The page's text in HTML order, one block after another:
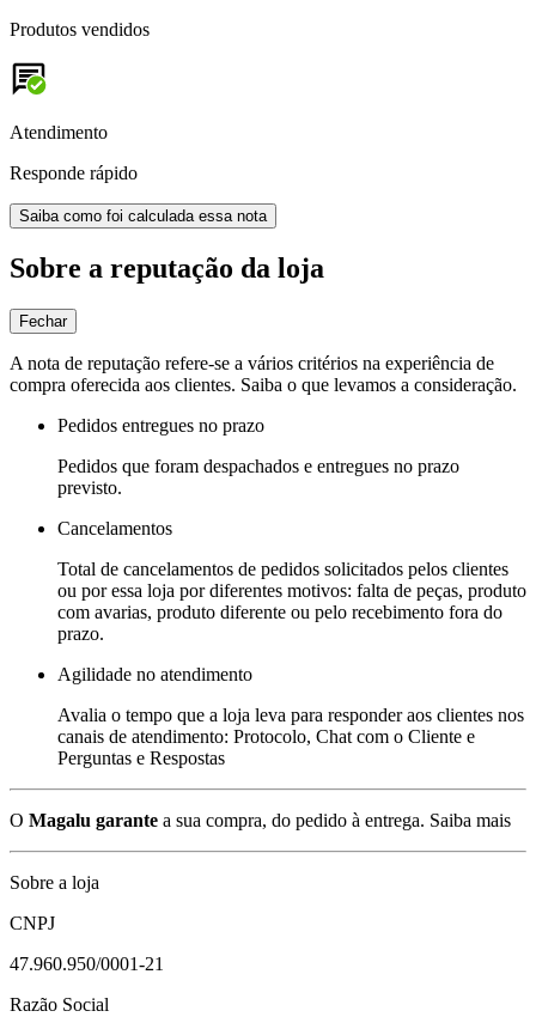
Produtos vendidos
Atendimento
Responde rápido
Saiba como foi calculada essa nota
Sobre a reputação da loja
Fechar
A nota de reputação refere-se a vários critérios na experiência de
compra oferecida aos clientes. Saiba o que levamos a consideração.
Pedidos entregues no prazo
Pedidos que foram despachados e entregues no prazo
previsto.
Cancelamentos
Total de cancelamentos de pedidos solicitados pelos clientes
ou por essa loja por diferentes motivos: falta de peças, produto
com avarias, produto diferente ou pelo recebimento fora do
prazo.
Agilidade no atendimento
Avalia o tempo que a loja leva para responder aos clientes nos
canais de atendimento: Protocolo, Chat com o Cliente e
Perguntas e Respostas
O Magalu garante a sua compra, do pedido à entrega. Saiba mais
Sobre a loja
CNPJ
47.960.950/0001-21
Razão Social